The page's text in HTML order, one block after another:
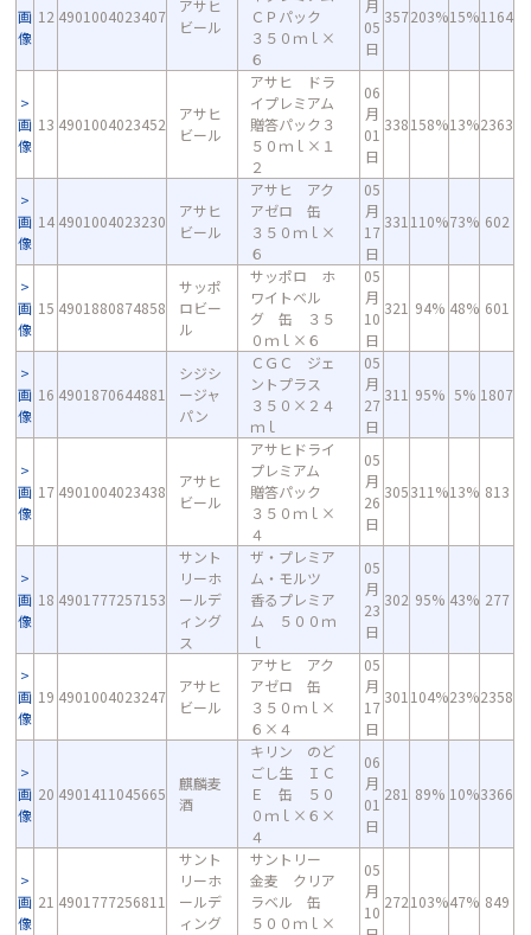
画
像
12 4901004023407
アサヒ
ビール
ＣＰパック
３５０ｍｌ×
６
月
05
日
357203%15%1164
画
像
13 4901004023452
アサヒ
ビール
アサヒ ドラ
イプレミアム
贈答パック３
５０ｍｌ×１
２
06
月
01
日
338158%13%2363
画
像
14 4901004023230
アサヒ
ビール
アサヒ アク
アゼロ 缶
３５０ｍｌ×
６
05
月
17
日
331 110%73% 602
画
像
15 4901880874858
サッポ
ロビー
ル
サッポロ ホ
ワイトベル
グ 缶 ３５
０ｍｌ×６
05
月
10
日
321 94% 48% 601
画
像
16 4901870644881
シジシ
ージャ
パン
ＣＧＣ ジェ
ントプラス
３５０×２４
ｍｌ
05
月
27
日
311 95% 5% 1807
画
像
17 4901004023438
アサヒ
ビール
アサヒドライ
プレミアム
贈答パック
３５０ｍｌ×
４
05
月
26
日
305311%13% 813
画
像
18 4901777257153
サント
リーホ
ールデ
ィング
ス
ザ・プレミア
ム・モルツ
香るプレミア
ム ５００ｍ
ｌ
05
月
23
日
302 95% 43% 277
画
像
19 4901004023247
アサヒ
ビール
アサヒ アク
アゼロ 缶
３５０ｍｌ×
６×４
05
月
17
日
301 104%23%2358
画
像
20 4901411045665
麒麟麦
酒
キリン のど
ごし生 ＩＣ
Ｅ 缶 ５０
０ｍｌ×６×
４
06
月
01
日
281 89% 10%3366
画
像
21 4901777256811
サント
リーホ
ールデ
ィング
サントリー
金麦 クリア
ラベル 缶
５００ｍｌ×
05
月
10
272103%47% 849